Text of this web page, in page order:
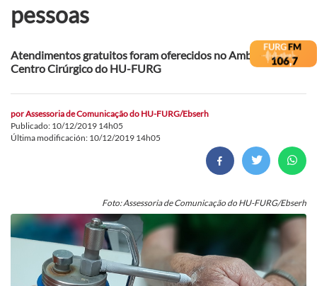
pessoas
Atendimentos gratuitos foram oferecidos no Ambulatório e
Centro Cirúrgico do HU-FURG
porAssessoria de Comunicação do HU-FURG/Ebserh
Publicado: 10/12/2019 14h05
Última modificación: 10/12/2019 14h05
Foto: Assessoria de Comunicação do HU-FURG/Ebserh